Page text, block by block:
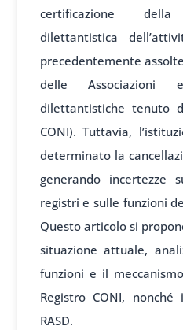
certificazione
dilettantistica
precedentemente
delle Associazioni
dilettantistiche tenuto
CONI). Tuttavia,
determinato la
generando
registri e sulle funzioni
Questo articolo si
situazione attuale,
funzioni e il
Registro CONI,
RASD.